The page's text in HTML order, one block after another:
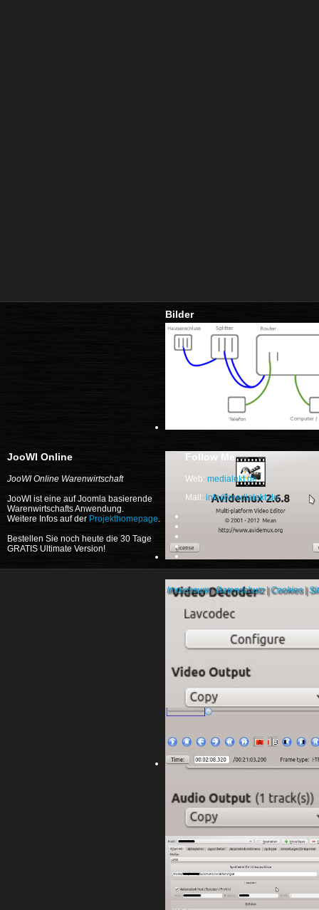
Bilder
JooWI Online
JooWI Online Warenwirtschaft
JooWI ist eine auf Joomla basierende
Warenwirtschafts Anwendung.
Weitere Infos auf der Projekthomepage.
Bestellen Sie noch heute die 30 Tage
GRATIS Ultimate Version!
Follow Me
Web: medialekt.de
Mail: info@medialekt.de
Impressum|Datenschutz|Cookies|